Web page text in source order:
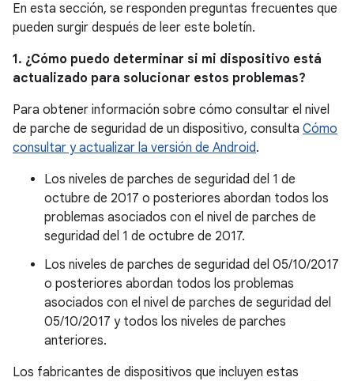
En esta sección, se responden preguntas frecuentes que
pueden surgir después de leer este boletín.
1. ¿Cómo puedo determinar si mi dispositivo está
actualizado para solucionar estos problemas?
Para obtener información sobre cómo consultar el nivel
de parche de seguridad de un dispositivo, consulta Cómo
consultar y actualizar la versión de Android.
Los niveles de parches de seguridad del 1 de
octubre de 2017 o posteriores abordan todos los
problemas asociados con el nivel de parches de
seguridad del 1 de octubre de 2017.
Los niveles de parches de seguridad del 05/10/2017
o posteriores abordan todos los problemas
asociados con el nivel de parches de seguridad del
05/10/2017 y todos los niveles de parches
anteriores.
Los fabricantes de dispositivos que incluyen estas